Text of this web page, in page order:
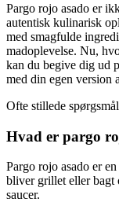
Pargo rojo asado er
autentisk kulinarisk
med smagfulde
madoplevelse. Nu,
kan du begive dig ud
med din egen version
Ofte stillede spørgsmål
Hvad er pargo
Pargo rojo asado er
bliver grillet eller bagt
saucer.